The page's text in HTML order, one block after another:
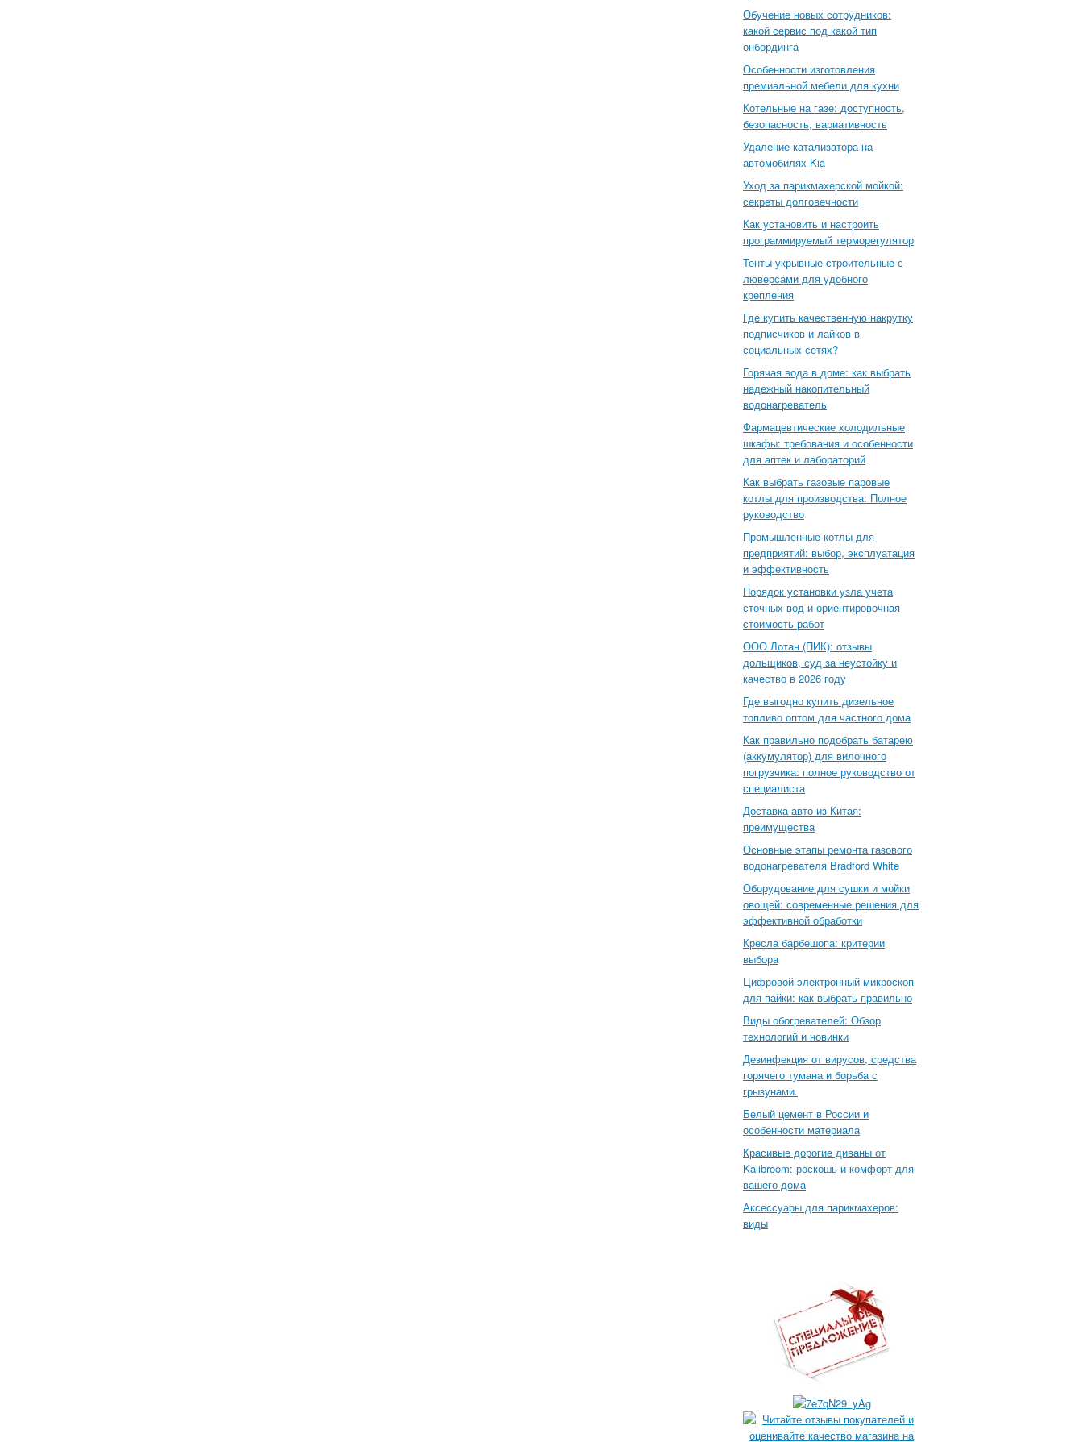
Обучение новых сотрудников:
какой сервис под какой тип
онбординга
Особенности изготовления
премиальной мебели для кухни
Котельные на газе: доступность,
безопасность, вариативность
Удаление катализатора на
автомобилях Kia
Уход за парикмахерской мойкой:
секреты долговечности
Как установить и настроить
программируемый терморегулятор
Тенты укрывные строительные с
люверсами для удобного
крепления
Где купить качественную накрутку
подписчиков и лайков в
социальных сетях?
Горячая вода в доме: как выбрать
надежный накопительный
водонагреватель
Фармацевтические холодильные
шкафы: требования и особенности
для аптек и лабораторий
Как выбрать газовые паровые
котлы для производства: Полное
руководство
Промышленные котлы для
предприятий: выбор, эксплуатация
и эффективность
Порядок установки узла учета
сточных вод и ориентировочная
стоимость работ
ООО Лотан (ПИК): отзывы
дольщиков, суд за неустойку и
качество в 2026 году
Где выгодно купить дизельное
топливо оптом для частного дома
Как правильно подобрать батарею
(аккумулятор) для вилочного
погрузчика: полное руководство от
специалиста
Доставка авто из Китая:
преимущества
Основные этапы ремонта газового
водонагревателя Bradford White
Оборудование для сушки и мойки
овощей: современные решения для
эффективной обработки
Кресла барбешопа: критерии
выбора
Цифровой электронный микроскоп
для пайки: как выбрать правильно
Виды обогревателей: Обзор
технологий и новинки
Дезинфекция от вирусов, средства
горячего тумана и борьба с
грызунами.
Белый цемент в России и
особенности материала
Красивые дорогие диваны от
Kalibroom: роскошь и комфорт для
вашего дома
Аксессуары для парикмахеров:
виды